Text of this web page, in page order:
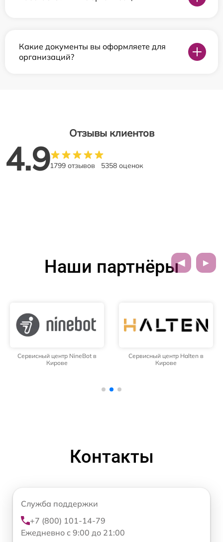
Какие документы вы оформляете для
организаций?
Отзывы клиентов
4.91799 отзывов 5358 оценок
Наши партнёры
Сервисный центр NineBot в
Кирове
Сервисный центр Halten в
Кирове
Контакты
Служба поддержки
+7 (800) 101-14-79
Ежедневно с 9:00 до 21:00